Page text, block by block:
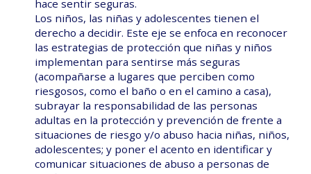
hace sentir seguras.
Los niños, las niñas y adolescentes tienen el
derecho a decidir. Este eje se enfoca en reconocer
las estrategias de protección que niñas y niños
implementan para sentirse más seguras
(acompañarse a lugares que perciben como
riesgosos, como el baño o en el camino a casa),
subrayar la responsabilidad de las personas
adultas en la protección y prevención de frente a
situaciones de riesgo y/o abuso hacia niñas, niños,
adolescentes; y poner el acento en identificar y
comunicar situaciones de abuso a personas de